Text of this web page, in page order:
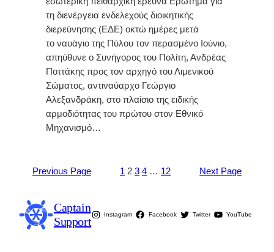
τη διενέργεια ενδελεχούς διοικητικής
διερεύνησης (ΕΔΕ) οκτώ ημέρες μετά
το ναυάγιο της Πύλου τον περασμένο Ιούνιο,
απηύθυνε ο Συνήγορος του Πολίτη, Ανδρέας
Ποττάκης προς τον αρχηγό του Λιμενικού
Σώματος, αντιναύαρχο Γεώργιο
Αλεξανδράκη, στο πλαίσιο της ειδικής
αρμοδιότητας του πρώτου στον Εθνικό
Μηχανισμό…
Previous Page 1 2 3 4 … 12 Next Page
Captain
Support
Instagram Facebook Twitter YouTube